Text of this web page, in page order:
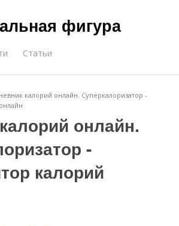
фигура
Статьи
калорий онлайн. Суперкалоризатор -
онлайн.
-
калорий